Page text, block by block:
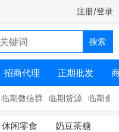
注册/登录
招商代理 正期批发
临期微信群 临期货源 临期食
休闲零食
奶豆茶糖